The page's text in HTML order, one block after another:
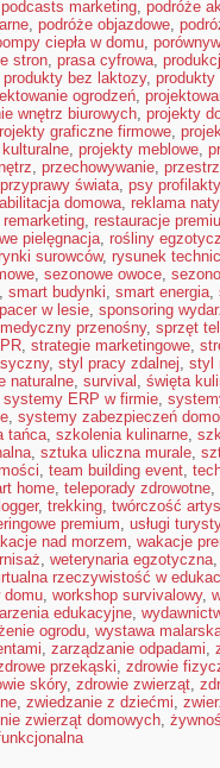
podcasts marketing, podróże
, podróże objazdowe,
ciepła w domu,
stron, prasa cyfrowa,
produkty bez laktozy, produkty
ogrodzeń,
wnętrz biurowych, projekty
graficzne firmowe,
, projekty meblowe,
, przechowywanie,
przyprawy świata, psy
domowa, reklama
remarketing, restauracje
pielęgnacja, rośliny
surowców, rysunek
, sezonowe owoce,
, smart budynki, smart energia,
w lesie, sponsoring
przenośny, sprzęt
, strategie marketingowe,
, styl pracy zdalnej, styl
naturalne, survival , święta
systemy ERP w firmie,
, systemy zabezpieczeń
tańca, szkolenia kulinarne,
, sztuka uliczna murale,
, team building event,
home, teleporady zdrowotne,
, trekking, twórczość
premium, usługi
nad morzem, wakacje
, weterynaria egzotyczna
rzeczywistość w
domu, workshop survivalowy,
edukacyjne,
ogrodu, wystawa
, zarządzanie odpadami,
przekąski, zdrowie
skóry, zdrowie zwierząt,
, zwiedzanie z dziećmi,
zwierząt domowych,